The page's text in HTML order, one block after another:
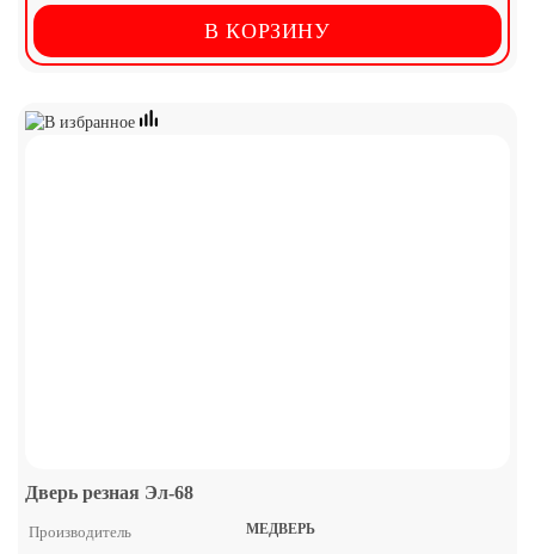
В КОРЗИНУ
Дверь резная Эл-68
Производитель МЕДВЕРЬ